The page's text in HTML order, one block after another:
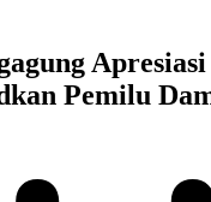
Pemilu